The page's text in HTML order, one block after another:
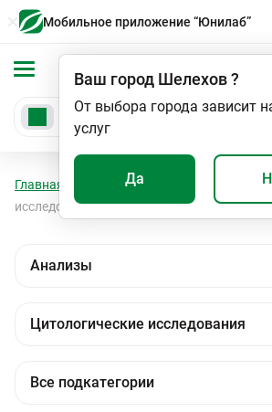
Мобильное приложение “Юнилаб”
Ваш город Шелехов?
От выбора города зависит
услуг
Да
Главная Анализы
исследования